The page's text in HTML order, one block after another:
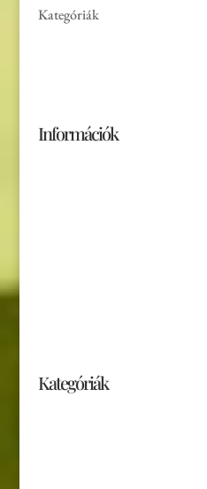
Kategóriák
Információk
Kategóriák